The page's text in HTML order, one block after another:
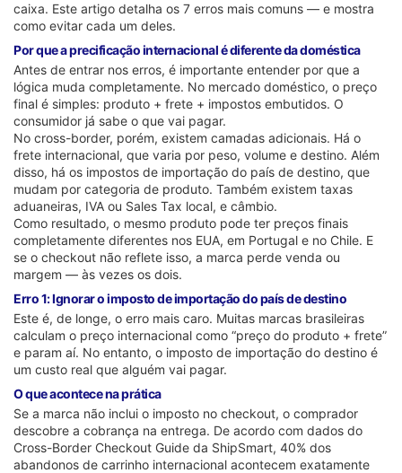
caixa. Este artigo detalha os 7 erros mais comuns — e mostra
como evitar cada um deles.
Por que a precificação internacional é diferente da doméstica
Antes de entrar nos erros, é importante entender por que a
lógica muda completamente. No mercado doméstico, o preço
final é simples: produto + frete + impostos embutidos. O
consumidor já sabe o que vai pagar.
No cross-border, porém, existem camadas adicionais. Há o
frete internacional, que varia por peso, volume e destino. Além
disso, há os impostos de importação do país de destino, que
mudam por categoria de produto. Também existem taxas
aduaneiras, IVA ou Sales Tax local, e câmbio.
Como resultado, o mesmo produto pode ter preços finais
completamente diferentes nos EUA, em Portugal e no Chile. E
se o checkout não reflete isso, a marca perde venda ou
margem — às vezes os dois.
Erro 1: Ignorar o imposto de importação do país de destino
Este é, de longe, o erro mais caro. Muitas marcas brasileiras
calculam o preço internacional como “preço do produto + frete”
e param aí. No entanto, o imposto de importação do destino é
um custo real que alguém vai pagar.
O que acontece na prática
Se a marca não inclui o imposto no checkout, o comprador
descobre a cobrança na entrega. De acordo com dados do
Cross-Border Checkout Guide da ShipSmart, 40% dos
abandonos de carrinho internacional acontecem exatamente